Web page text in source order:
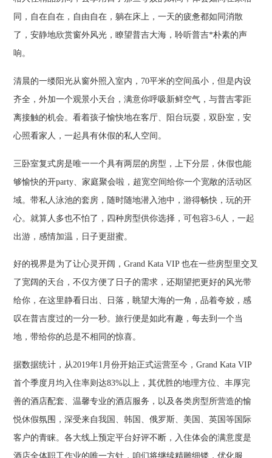
同，自在自在，自由自在，躺在床上，一天的疲惫都如同消散
了，安静地欣赏窗外风光，瞭望普吉大海，聆听普吉*朴素的声
响。
清晨的一缕阳光从窗外照入室内，70平米的空间虽小，但是内设
齐全，外加一个观景小天台，满意你呼吸新鲜空气，与普吉零距
离接触的机会。看着孩子愉快地在客厅、阳台玩耍，双卧室，安
心照看家人，一起具有休假的私人空间。
三卧室复式房是唯一一个具有两层的房型，上下分层，休假也能
够愉快的开party、家庭聚会啦，超宽空间给你一个宽敞的活动区
域。带私人泳池的套房，随时随地潜入池中，游得畅快，玩的开
心。就算人多也不怕了，四种房型供你选择，可包容3-6人，一起
出游，感情加温，日子更甜蜜。
好的视界是为了让心灵开阔，Grand Kata VIP 也在一些房型里交叉
了宽阔的天台，不仅方便了日子的需求，还期望把更好的风光带
给你，在这里静看日出、日落，眺望大海的一角，品着夸姣，感
叹在普吉度过的一分一秒。旅行便是如此有趣，每去到一个当
地，带给你的总是不相同的惊喜。
据数据统计，从2019年1月份开始正式运营至今，Grand Kata VIP
首个季度月均入住率则达83%以上，其优胜的地理方位、丰厚完
善的酒店配套、温馨专业的酒店服务，以及各类房型所营造的愉
悦休假氛围，深受来自我国、韩国、俄罗斯、美国、英国等国际
客户的青睐。各大线上预定平台好评不断，入住体会的满意度是
酒店全体职工作业的唯一方针，咱们将继续精雕细镂，优化服